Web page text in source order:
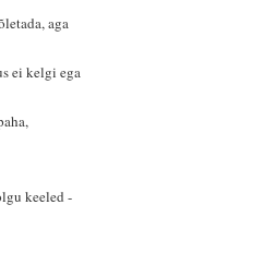
aga
ei kelgi ega
keeled -